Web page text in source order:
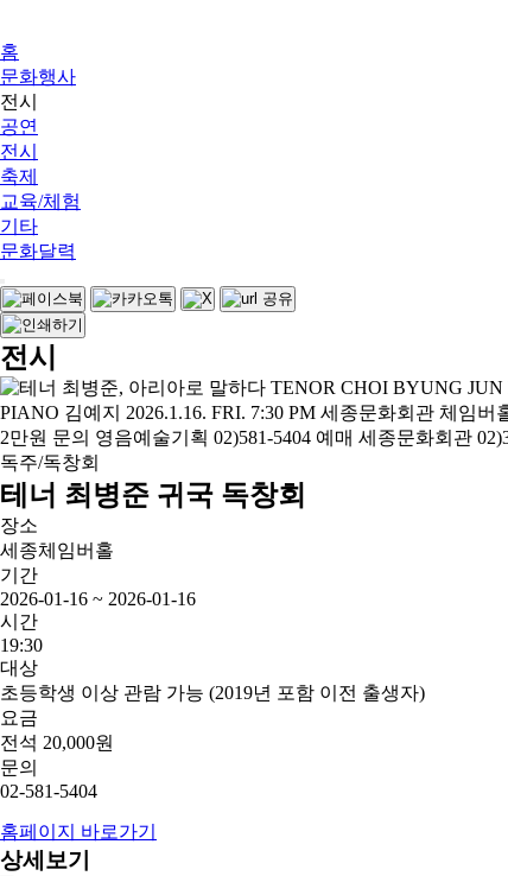
홈
문화행사
전시
공연
전시
축제
교육/체험
기타
문화달력
전시
독주/독창회
테너 최병준 귀국 독창회
장소
세종체임버홀
기간
2026-01-16 ~ 2026-01-16
시간
19:30
대상
초등학생 이상 관람 가능 (2019년 포함 이전 출생자)
요금
전석 20,000원
문의
02-581-5404
홈페이지 바로가기
상세보기